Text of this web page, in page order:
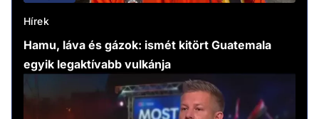
Hírek
Hamu, láva és gázok: ismét kitört Guatemala
egyik legaktívabb vulkánja